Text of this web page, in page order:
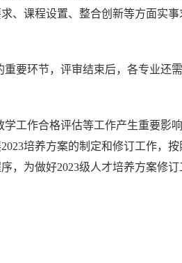
、课程设置、整合创新等方面实
要环节，评审结束后，各专业还
工作合格评估等工作产生重要影响
2023培养方案的制定和修订工作，
， 为做好2023级人才培养方案修